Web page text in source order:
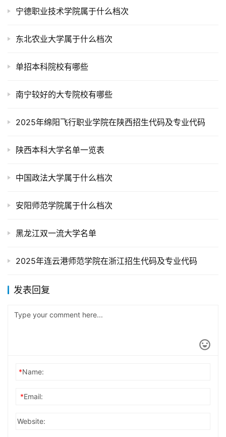
宁德职业技术学院属于什么档次
东北农业大学属于什么档次
单招本科院校有哪些
南宁较好的大专院校有哪些
2025年绵阳飞行职业学院在陕西招生代码及专业代码
陕西本科大学名单一览表
中国政法大学属于什么档次
安阳师范学院属于什么档次
黑龙江双一流大学名单
2025年连云港师范学院在浙江招生代码及专业代码
发表回复
*Name:
*Email:
Website: